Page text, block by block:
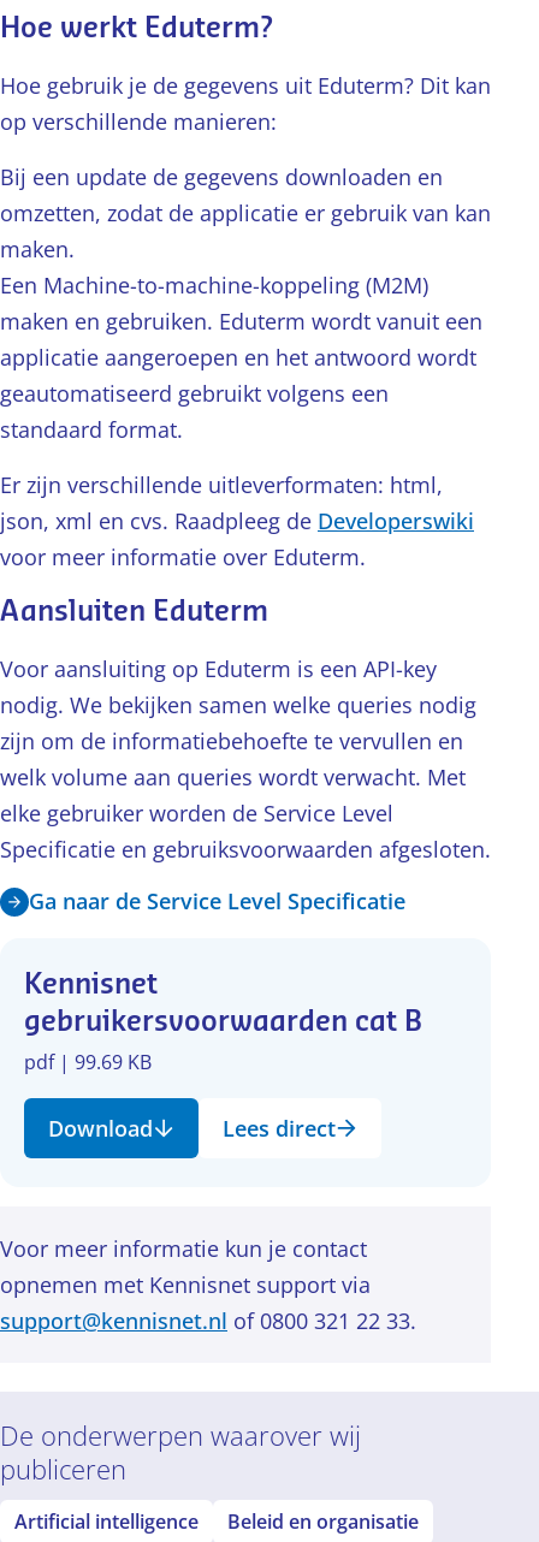
Hoe werkt Eduterm?
Hoe gebruik je de gegevens uit Eduterm? Dit kan
op verschillende manieren:
Bij een update de gegevens downloaden en
omzetten, zodat de applicatie er gebruik van kan
maken.
Een Machine-to-machine-koppeling (M2M)
maken en gebruiken. Eduterm wordt vanuit een
applicatie aangeroepen en het antwoord wordt
geautomatiseerd gebruikt volgens een
standaard format.
Er zijn verschillende uitleverformaten: html,
json, xml en cvs. Raadpleeg de Developerswiki
voor meer informatie over Eduterm.
Aansluiten Eduterm
Voor aansluiting op Eduterm is een API-key
nodig. We bekijken samen welke queries nodig
zijn om de informatiebehoefte te vervullen en
welk volume aan queries wordt verwacht. Met
elke gebruiker worden de Service Level
Specificatie en gebruiksvoorwaarden afgesloten.
Ga naar de Service Level Specificatie
Kennisnet
gebruikersvoorwaarden cat B
pdf | 99.69 KB
Download Lees direct
Voor meer informatie kun je contact
opnemen met Kennisnet support via
support@kennisnet.nl of 0800 321 22 33.
De onderwerpen waarover wij
publiceren
Artificial intelligence
Beleid en organisatie